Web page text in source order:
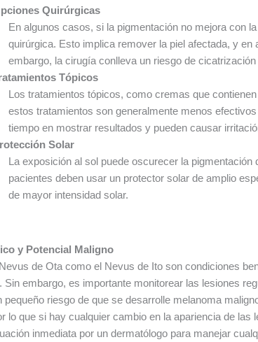
Quirúrgicas
En algunos casos, si la pigmentación no mejora con
quirúrgica. Esto implica remover la piel afectada, y
embargo, la cirugía conlleva un riesgo de
Tópicos
Los tratamientos tópicos, como cremas que
estos tratamientos son generalmente menos
tiempo en mostrar resultados y pueden causar
Solar
La exposición al sol puede oscurecer la
pacientes deben usar un protector solar de amplio
de mayor intensidad solar.
y Potencial Maligno
de Ota como el Nevus de Ito son condiciones
Sin embargo, es importante monitorear las lesiones
pequeño riesgo de que se desarrolle melanoma
lo que si hay cualquier cambio en la apariencia de
inmediata por un dermatólogo para manejar